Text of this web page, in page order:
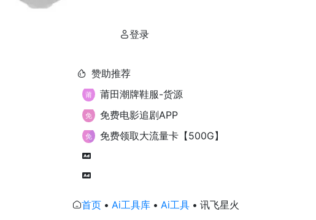
登录
赞助推荐
莆田潮牌鞋服-货源
免费电影追剧APP
免费领取大流量卡【500G】
首页 • Ai工具库 • Ai工具 • 讯飞星火